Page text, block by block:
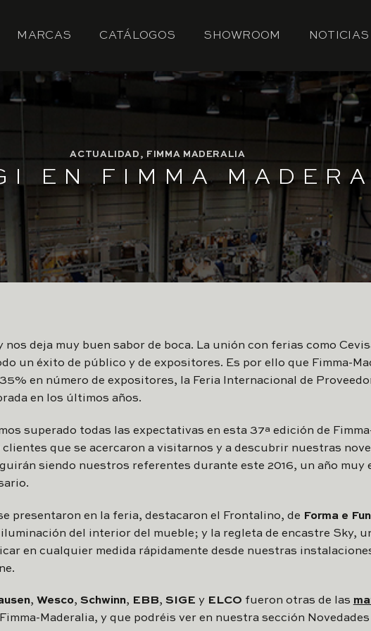
MARCAS CATÁLOGOS SHOWROOM NOTICIAS
ACTUALIDAD , FIMMA MADERALIA
EN FIMMA
nos deja muy buen sabor de boca. La unión con ferias como
un éxito de público y de expositores. Es por ello que Fimma-
en número de expositores, la Feria Internacional de
en los últimos años.
superado todas las expectativas en esta 37ª edición de
que se acercaron a visitarnos y a descubrir nuestras
siendo nuestros referentes durante este 2016, un año muy
presentaron en la feria, destacaron el Frontalino, de Forma e
del interior del mueble; y la regleta de encastre Sky,
en cualquier medida rápidamente desde nuestras
, Wesco, Schwinn, EBB, SIGE y ELCO fueron otras de las
Maderalia, y que podréis ver en nuestra sección